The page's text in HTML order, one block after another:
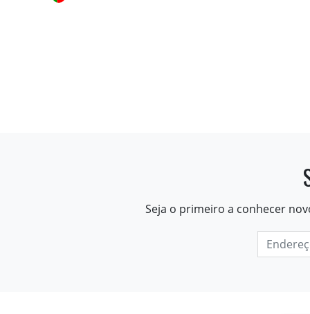
Seja o primeiro a conhecer